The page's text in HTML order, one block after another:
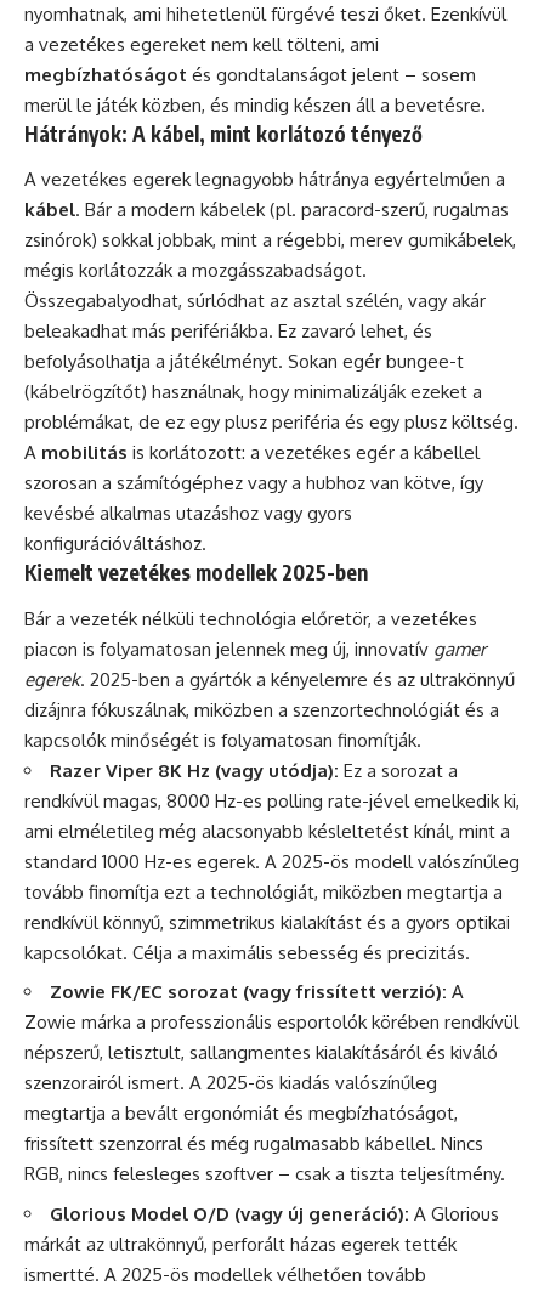
nyomhatnak, ami hihetetlenül fürgévé teszi őket. Ezenkívül
a vezetékes egereket nem kell tölteni, ami
megbízhatóságot és gondtalanságot jelent – sosem
merül le játék közben, és mindig készen áll a bevetésre.
Hátrányok: A kábel, mint korlátozó tényező
A vezetékes egerek legnagyobb hátránya egyértelműen a
kábel. Bár a modern kábelek (pl. paracord-szerű, rugalmas
zsinórok) sokkal jobbak, mint a régebbi, merev gumikábelek,
mégis korlátozzák a mozgásszabadságot.
Összegabalyodhat, súrlódhat az asztal szélén, vagy akár
beleakadhat más perifériákba. Ez zavaró lehet, és
befolyásolhatja a játékélményt. Sokan egér bungee-t
(kábelrögzítőt) használnak, hogy minimalizálják ezeket a
problémákat, de ez egy plusz periféria és egy plusz költség.
A mobilitás is korlátozott: a vezetékes egér a kábellel
szorosan a számítógéphez vagy a hubhoz van kötve, így
kevésbé alkalmas utazáshoz vagy gyors
konfigurációváltáshoz.
Kiemelt vezetékes modellek 2025-ben
Bár a vezeték nélküli technológia előretör, a vezetékes
piacon is folyamatosan jelennek meg új, innovatív gamer
egerek. 2025-ben a gyártók a kényelemre és az ultrakönnyű
dizájnra fókuszálnak, miközben a szenzortechnológiát és a
kapcsolók minőségét is folyamatosan finomítják.
Razer Viper 8K Hz (vagy utódja): Ez a sorozat a
rendkívül magas, 8000 Hz-es polling rate-jével emelkedik ki,
ami elméletileg még alacsonyabb késleltetést kínál, mint a
standard 1000 Hz-es egerek. A 2025-ös modell valószínűleg
tovább finomítja ezt a technológiát, miközben megtartja a
rendkívül könnyű, szimmetrikus kialakítást és a gyors optikai
kapcsolókat. Célja a maximális sebesség és precizitás.
Zowie FK/EC sorozat (vagy frissített verzió): A
Zowie márka a professzionális esportolók körében rendkívül
népszerű, letisztult, sallangmentes kialakításáról és kiváló
szenzorairól ismert. A 2025-ös kiadás valószínűleg
megtartja a bevált ergonómiát és megbízhatóságot,
frissített szenzorral és még rugalmasabb kábellel. Nincs
RGB, nincs felesleges szoftver – csak a tiszta teljesítmény.
Glorious Model O/D (vagy új generáció): A Glorious
márkát az ultrakönnyű, perforált házas egerek tették
ismertté. A 2025-ös modellek vélhetően tovább